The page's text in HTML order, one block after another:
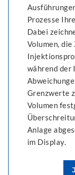
Prozesse
Dabei
Volumen,
während der
Grenzwerte
Volumen
Anlage
im Display.